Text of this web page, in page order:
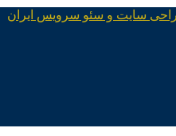
سایت و سئو سرویس ایران